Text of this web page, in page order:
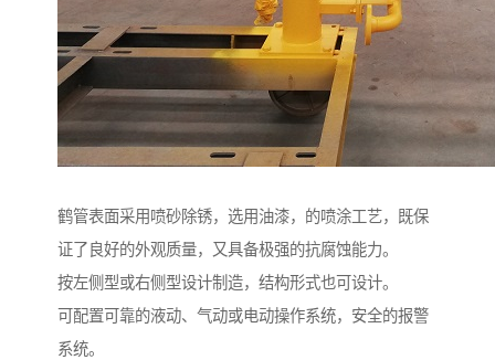
鹤管表面采用喷砂除锈，选用油漆，的喷涂工艺，既保
证了良好的外观质量，又具备极强的抗腐蚀能力。
按左侧型或右侧型设计制造，结构形式也可设计。
可配置可靠的液动、气动或电动操作系统，安全的报警
系统。